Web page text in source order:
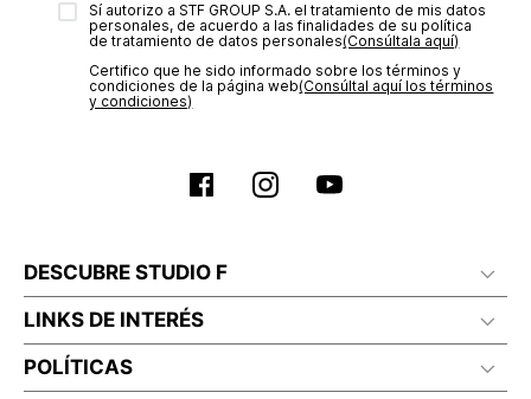
Sí autorizo a STF GROUP S.A. el tratamiento de mis datos
personales, de acuerdo a las finalidades de su política
de tratamiento de datos personales‎(Consúltala aquí)
Certifico que he sido informado sobre los términos y
condiciones de la página web‎(Consúltal aquí los términos
y condiciones)
DESCUBRE STUDIO F
LINKS DE INTERÉS
POLÍTICAS